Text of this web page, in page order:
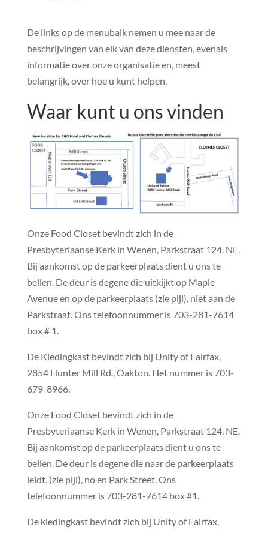
De links op de menubalk nemen u mee naar de
beschrijvingen van elk van deze diensten, evenals
informatie over onze organisatie en, meest
belangrijk, over hoe u kunt helpen.
Waar kunt u ons vinden
Onze Food Closet bevindt zich in de
Presbyteriaanse Kerk in Wenen, Parkstraat 124. NE.
Bij aankomst op de parkeerplaats dient u ons te
bellen. De deur is degene die uitkijkt op Maple
Avenue en op de parkeerplaats (zie pijl), nietaan de
Parkstraat. Ons telefoonnummer is 703-281-7614
box # 1.
De Kledingkast bevindt zich bij Unity of Fairfax,
2854 Hunter Mill Rd., Oakton. Het nummer is 703-
679-8966.
Onze Food Closet bevindt zich in de
Presbyteriaanse Kerk in Wenen, Parkstraat 124. NE.
Bij aankomst op de parkeerplaats dient u ons te
bellen. De deur is degene die naar de parkeerplaats
leidt. (zie pijl), no en Park Street. Ons
telefoonnummer is 703-281-7614 box #1.
De kledingkast bevindt zich bij Unity of Fairfax,